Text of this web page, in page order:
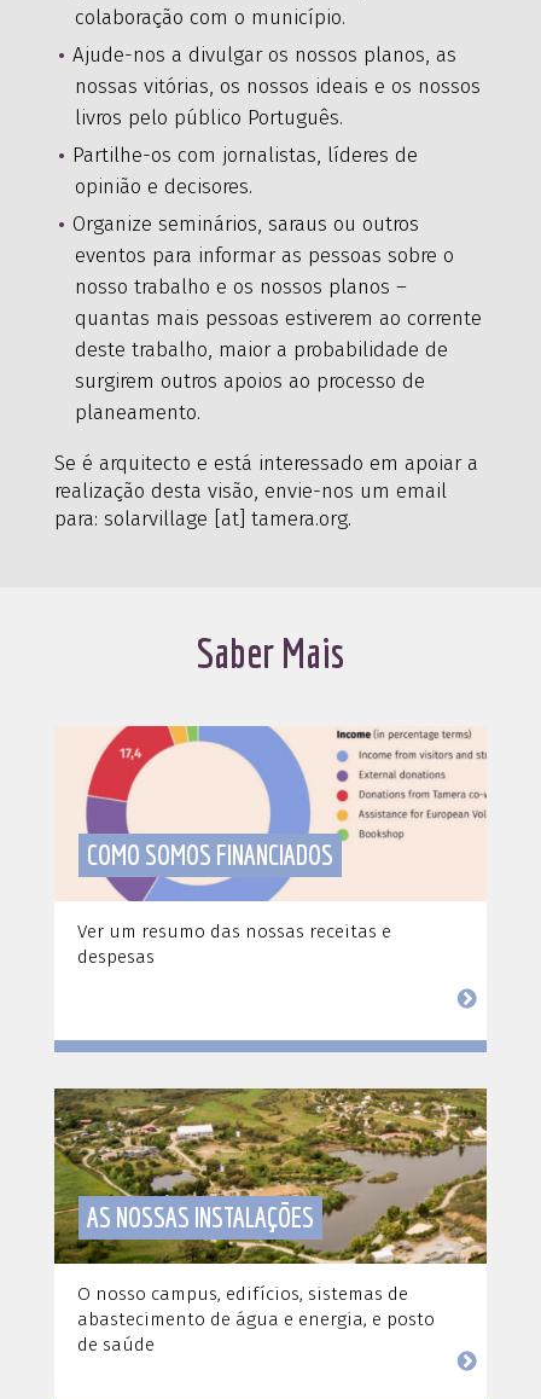
colaboração com o município.
Ajude-nos a divulgar os nossos planos, as
nossas vitórias, os nossos ideais e os nossos
livros pelo público Português.
Partilhe-os com jornalistas, líderes de
opinião e decisores.
Organize seminários, saraus ou outros
eventos para informar as pessoas sobre o
nosso trabalho e os nossos planos –
quantas mais pessoas estiverem ao corrente
deste trabalho, maior a probabilidade de
surgirem outros apoios ao processo de
planeamento.
Se é arquitecto e está interessado em apoiar a
realização desta visão, envie-nos um email
para: solarvillage [at] tamera.org.
Saber Mais
COMO SOMOS FINANCIADOS
Ver um resumo das nossas receitas e
despesas
AS NOSSAS INSTALAÇÕES
O nosso campus, edifícios, sistemas de
abastecimento de água e energia, e posto
de saúde